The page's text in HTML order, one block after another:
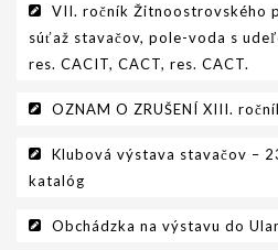
VII. ročník Žitnoostrovského
súťaž stavačov, pole-voda s
res. CACIT, CACT, res. CACT.
OZNAM O ZRUŠENÍ XIII.
Klubová výstava stavačov –
katalóg
Obchádzka na výstavu do